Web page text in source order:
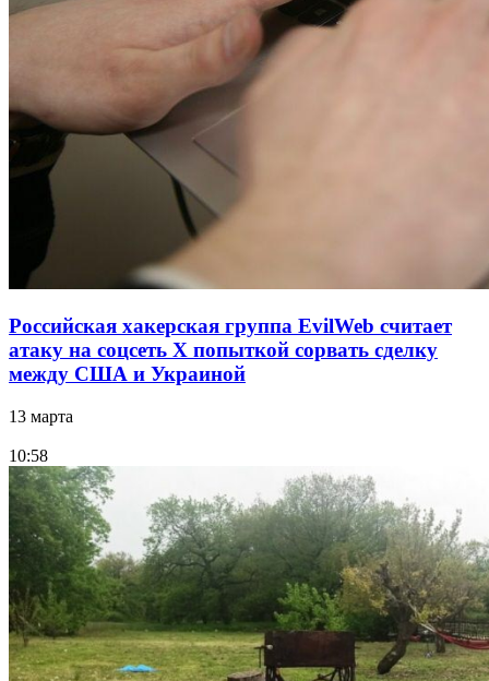
Российская хакерская группа EvilWeb считает
атаку на соцсеть Х попыткой сорвать сделку
между США и Украиной
13 марта
10:58